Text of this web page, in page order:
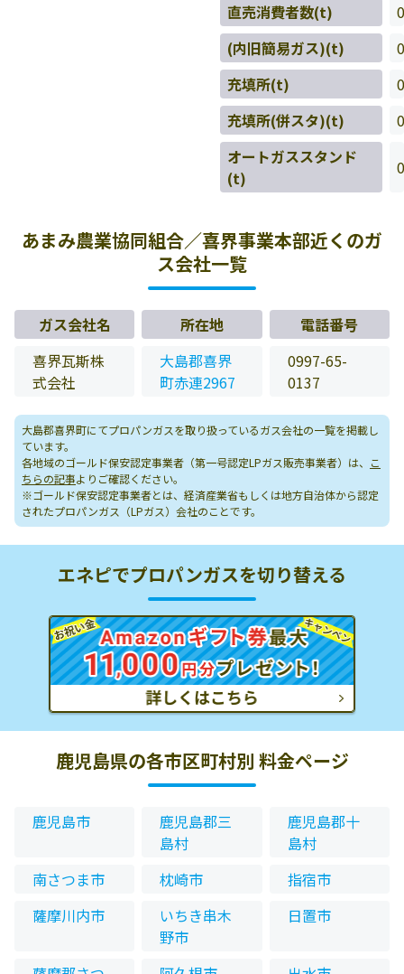
直売消費者数(t)
0
(内旧簡易ガス)(t)
0
充填所(t)
0
充填所(併スタ)(t)
0
オートガススタンド
(t)
0
あまみ農業協同組合／喜界事業本部近くのガ
ス会社一覧
ガス会社名 所在地
電話番号
喜界瓦斯株
式会社
大島郡喜界
町赤連2967
0997-65-
0137
大島郡喜界町にてプロパンガスを取り扱っているガス会社の一覧を掲載し
ています。
各地域のゴールド保安認定事業者（第一号認定LPガス販売事業者）は、
こ
ちらの記事よりご確認ください。
※ゴールド保安認定事業者とは、経済産業省もしくは地方自治体から認定
されたプロパンガス（LPガス）会社のことです。
エネピでプロパンガスを切り替える
鹿児島県の各市区町村別 料金ページ
鹿児島市
鹿児島郡三
島村
鹿児島郡十
島村
南さつま市
枕崎市
指宿市
薩摩川内市
いちき串木
野市
日置市